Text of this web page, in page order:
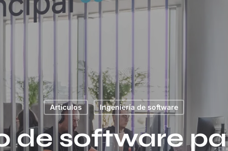
Artículos Ingeniería de software
de software